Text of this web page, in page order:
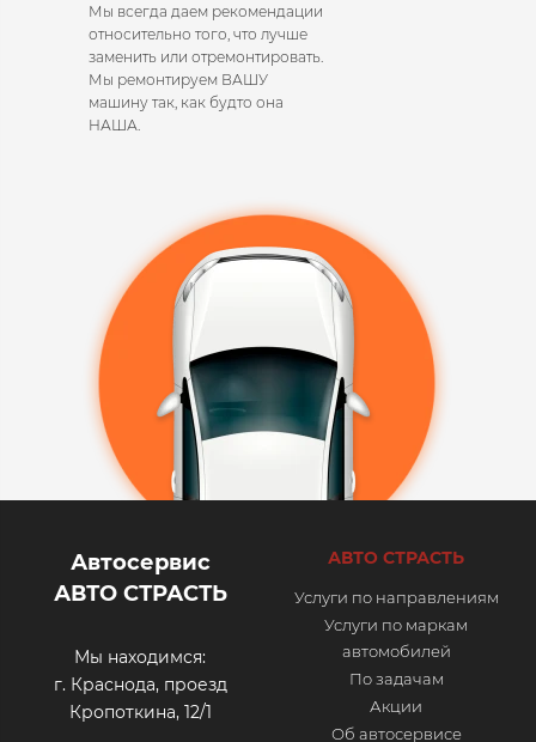
Мы всегда даем рекомендации
относительно того, что лучше
заменить или отремонтировать.
Мы ремонтируем ВАШУ
машину так, как будто она
НАША.​
Автосервис
АВТО СТРАСТЬ
Мы находимся:
г. Краснода, проезд
Кропоткина, 12/1
АВТО СТРАСТЬ
Услуги по направлениям
Услуги по маркам
автомобилей
По задачам
Акции
Об автосервисе